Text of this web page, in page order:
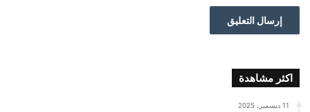
اكثر مشاهدة
11 ديسمبر، 2025